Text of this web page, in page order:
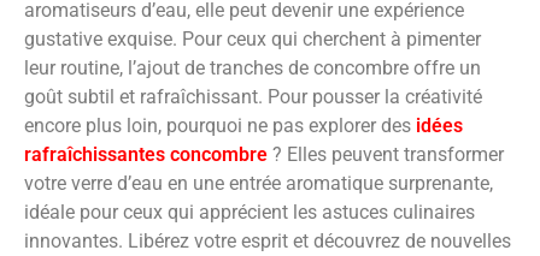
aromatiseurs d’eau, elle peut devenir une expérience
gustative exquise. Pour ceux qui cherchent à pimenter
leur routine, l’ajout de tranches de concombre offre un
goût subtil et rafraîchissant. Pour pousser la créativité
encore plus loin, pourquoi ne pas explorer des idées
rafraîchissantes concombre ? Elles peuvent transformer
votre verre d’eau en une entrée aromatique surprenante,
idéale pour ceux qui apprécient les astuces culinaires
innovantes. Libérez votre esprit et découvrez de nouvelles